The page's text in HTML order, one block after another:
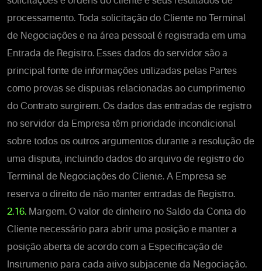
processamento. Toda solicitação do Cliente no Terminal
de Negociações e na área pessoal é registrada em uma
Entrada de Registro. Esses dados do servidor são a
principal fonte de informações utilizadas pelas Partes
como provas se disputas relacionadas ao cumprimento
do Contrato surgirem. Os dados das entradas de registro
no servidor da Empresa têm prioridade incondicional
sobre todos os outros argumentos durante a resolução de
uma disputa, incluindo dados do arquivo de registro do
Terminal de Negociações do Cliente. A Empresa se
reserva o direito de não manter entradas de Registro.
2.16. Margem. O valor de dinheiro no Saldo da Conta do
Cliente necessário para abrir uma posição e manter a
posição aberta de acordo com a Especificação de
Instrumento para cada ativo subjacente da Negociação.